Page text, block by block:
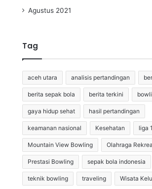
Agustus 2021
Tag
aceh utara analisis pertandingan
berita sepak bola berita terkini
gaya hidup sehat hasil pertandingan
keamanan nasional Kesehatan liga
Mountain View Bowling Olahraga
Prestasi Bowling sepak bola indonesia
teknik bowling traveling Wisata